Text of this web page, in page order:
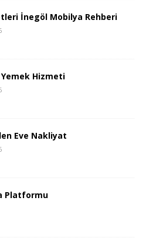
İnegöl Mobilya Rehberi
Hizmeti
Eve Nakliyat
Platformu